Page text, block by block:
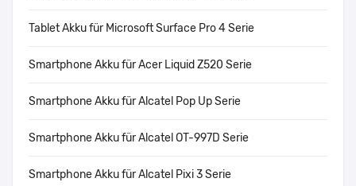
Tablet Akku für Microsoft Surface Pro 4 Serie
Smartphone Akku für Acer Liquid Z520 Serie
Smartphone Akku für Alcatel Pop Up Serie
Smartphone Akku für Alcatel OT-997D Serie
Smartphone Akku für Alcatel Pixi 3 Serie